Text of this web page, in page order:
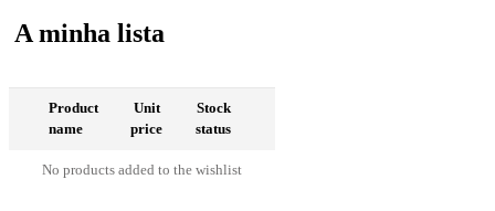
A minha lista
Product
name
Unit
price
Stock
status
No products added to the wishlist